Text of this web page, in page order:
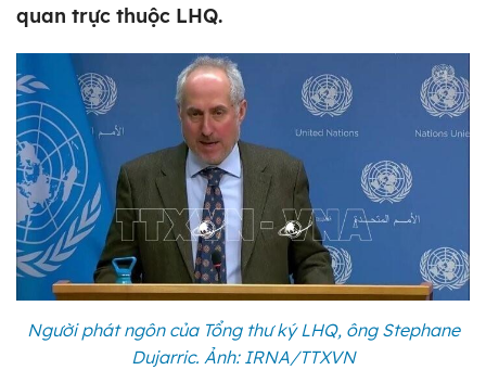
quan trực thuộc LHQ.
Người phát ngôn của Tổng thư ký LHQ, ông Stephane
Dujarric. Ảnh: IRNA/TTXVN